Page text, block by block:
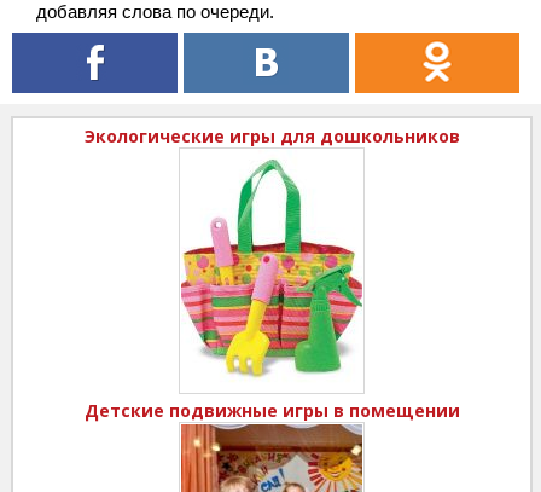
добавляя слова по очереди.
Экологические игры для дошкольников
Детские подвижные игры в помещении